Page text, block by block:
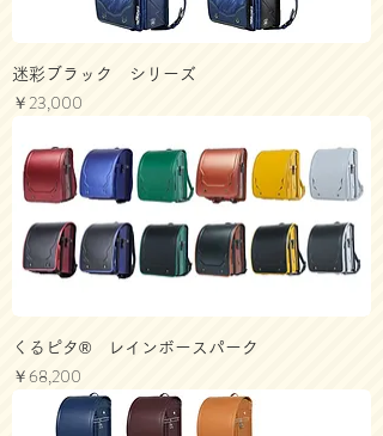
迷彩ブラック シリーズ
価格
￥23,000
くるピタ® レインボースパーク
価格
￥68,200